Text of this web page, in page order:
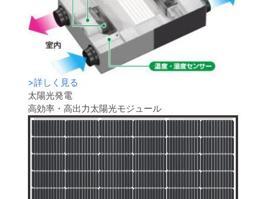
>詳しく見る
太陽光発電
高効率・高出力太陽光モジュール